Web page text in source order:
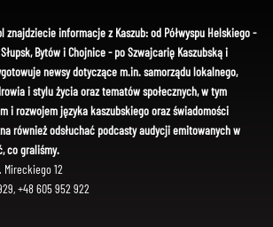
znajdziecie informacje z Kaszub: od Półwyspu Helskiego -
Bytów i Chojnice - po Szwajcarię Kaszubską i
newsy dotyczące m.in. samorządu lokalnego,
i stylu życia oraz tematów społecznych, w tym
i rozwojem języka kaszubskiego oraz świadomości
również odsłuchać podcasty audycji emitowanych w
co graliśmy.
Mireckiego 12
+48 605 952 922